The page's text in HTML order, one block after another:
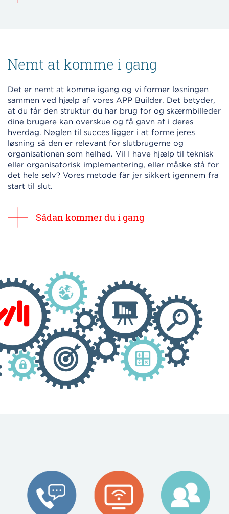
Nemt at komme i gang
Det er nemt at komme igang og vi former løsningen
sammen ved hjælp af vores APP Builder. Det betyder,
at du får den struktur du har brug for og skærmbilleder
dine brugere kan overskue og få gavn af i deres
hverdag. Nøglen til succes ligger i at forme jeres
løsning så den er relevant for slutbrugerne og
organisationen som helhed. Vil I have hjælp til teknisk
eller organisatorisk implementering, eller måske stå for
det hele selv? Vores metode får jer sikkert igennem fra
start til slut.
Sådan kommer du i gang